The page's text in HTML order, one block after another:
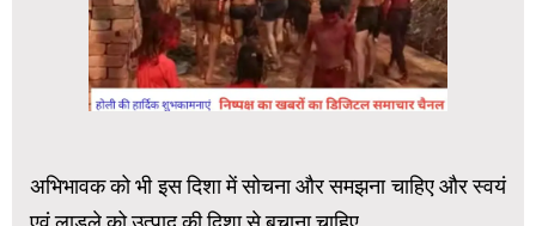
अभिभावक को भी इस दिशा में सोचना और समझना चाहिए और स्वयं